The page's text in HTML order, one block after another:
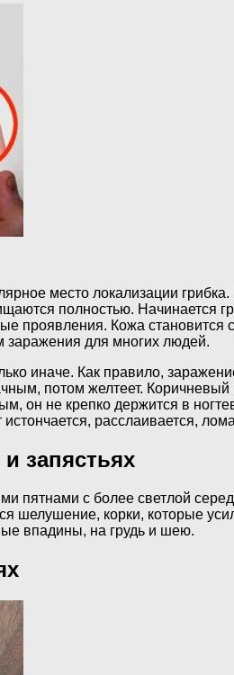
место локализации
полностью.
проявления. Кожа
заражения для многих людей.
иначе. Как правило,
потом желтеет.
он не крепко держится в
расслаивается,
запястьях
пятнами с более светлой
шелушение, корки, которые
впадины, на грудь и шею.